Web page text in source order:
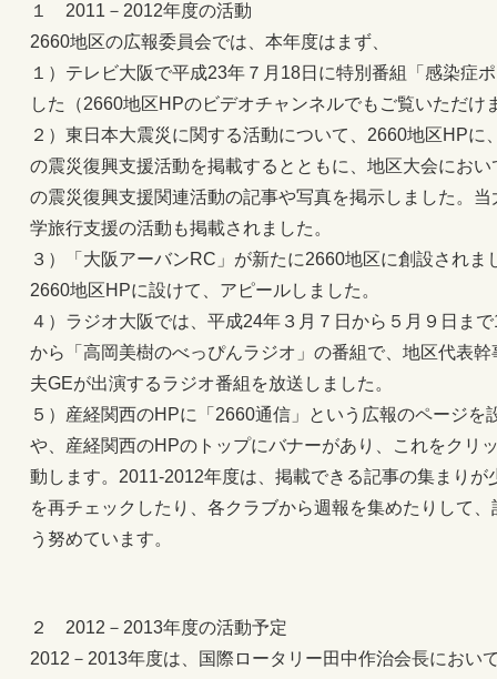
１ 2011－2012年度の活動
2660地区の広報委員会では、本年度はまず、
１）テレビ大阪で平成23年７月18日に特別番組「感染
した（2660地区HPのビデオチャンネルでもご覧いただけ
２）東日本大震災に関する活動について、2660地区HP
の震災復興支援活動を掲載するとともに、地区大会にお
の震災復興支援関連活動の記事や写真を掲示しました。
学旅行支援の活動も掲載されました。
３）「大阪アーバンRC」が新たに2660地区に創設され
2660地区HPに設けて、アピールしました。
４）ラジオ大阪では、平成24年３月７日から５月９日ま
から「高岡美樹のべっぴんラジオ」の番組で、地区代表
夫GEが出演するラジオ番組を放送しました。
５）産経関西のHPに「2660通信」という広報のページ
や、産経関西のHPのトップにバナーがあり、これをクリ
動します。2011-2012年度は、掲載できる記事の集まり
を再チェックしたり、各クラブから週報を集めたりして
う努めています。
２ 2012－2013年度の活動予定
2012－2013年度は、国際ロータリー田中作治会長におい